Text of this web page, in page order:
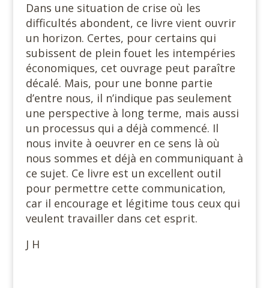
Dans une situation de crise où les
difficultés abondent, ce livre vient ouvrir
un horizon. Certes, pour certains qui
subissent de plein fouet les intempéries
économiques, cet ouvrage peut paraître
décalé. Mais, pour une bonne partie
d’entre nous, il n’indique pas seulement
une perspective à long terme, mais aussi
un processus qui a déjà commencé. Il
nous invite à oeuvrer en ce sens là où
nous sommes et déjà en communiquant à
ce sujet. Ce livre est un excellent outil
pour permettre cette communication,
car il encourage et légitime tous ceux qui
veulent travailler dans cet esprit.
J H